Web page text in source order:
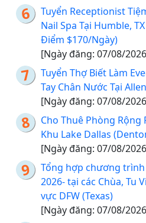
Tuyển Receptionist
Nail Spa Tại Humble,
Điểm $170/Ngày)
[Ngày đăng: 07/08/
Tuyển Thợ Biết Làm
Tay Chân Nước Tại
[Ngày đăng: 07/08/
Cho Thuê Phòng Rộng
Khu Lake Dallas
[Ngày đăng: 07/08/
Tổng hợp chương trình
2026- tại các Chùa, Tu
vực DFW (Texas)
[Ngày đăng: 07/08/